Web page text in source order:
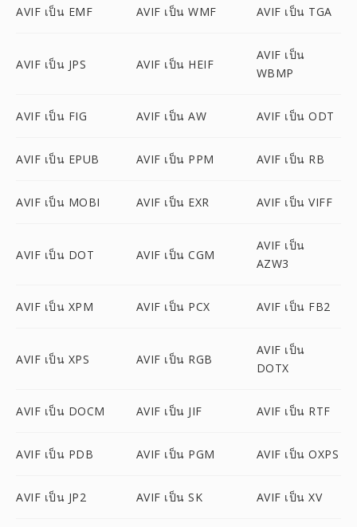
AVIF เป็น EMF AVIF เป็น WMF AVIF เป็น TGA
AVIF เป็น JPS AVIF เป็น HEIF
AVIF เป็น
WBMP
AVIF เป็น FIG AVIF เป็น AW AVIF เป็น ODT
AVIF เป็น EPUB AVIF เป็น PPM AVIF เป็น RB
AVIF เป็น MOBI AVIF เป็น EXR AVIF เป็น VIFF
AVIF เป็น DOT AVIF เป็น CGM
AVIF เป็น
AZW3
AVIF เป็น XPM AVIF เป็น PCX AVIF เป็น FB2
AVIF เป็น XPS AVIF เป็น RGB
AVIF เป็น
DOTX
AVIF เป็น DOCM AVIF เป็น JIF AVIF เป็น RTF
AVIF เป็น PDB AVIF เป็น PGM AVIF เป็น OXPS
AVIF เป็น JP2 AVIF เป็น SK AVIF เป็น XV